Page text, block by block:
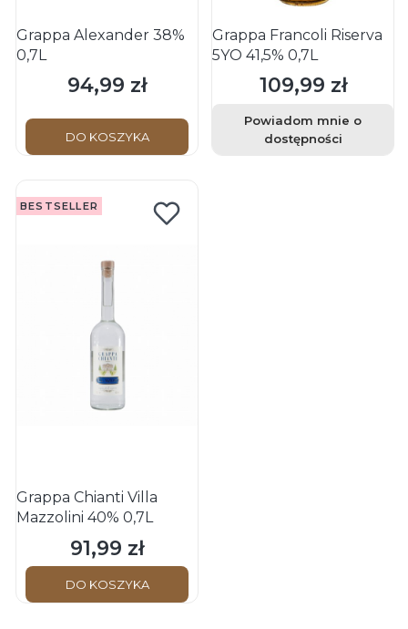
Grappa Alexander 38%
0,7L
Cena
94,99 zł
DO KOSZYKA
Grappa Francoli Riserva
5YO 41,5% 0,7L
Cena
109,99 zł
Powiadom mnie o
dostępności
BESTSELLER
Grappa Chianti Villa
Mazzolini 40% 0,7L
Cena
91,99 zł
DO KOSZYKA